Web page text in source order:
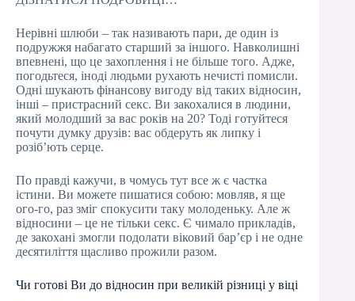
Нерівні шлюби – так називають пари, де один із
подружжя набагато старший за іншого. Навколишні
впевнені, що це захоплення і не більше того. Адже,
погодьтеся, іноді людьми рухають нечисті помисли.
Одні шукають фінансову вигоду від таких відносин,
інші – пристрасний секс. Ви закохалися в людини,
який молодший за вас років на 20? Тоді готуйтеся
почути думку друзів: вас обдеруть як липку і
розіб’ють серце.
По правді кажучи, в чомусь тут все ж є частка
істини. Ви можете пишатися собою: мовляв, я ще
ого-го, раз зміг спокусити таку молоденьку. Але ж
відносини – це не тільки секс. Є чимало прикладів,
де закохані змогли подолати віковий бар’єр і не одне
десятиліття щасливо прожили разом.
Чи готові Ви до відносин при великій різниці у віці